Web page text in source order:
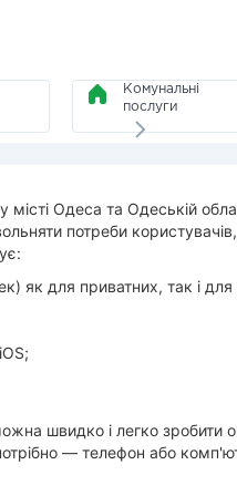
Комунальні
послуги
Одеса та Одеській
потреби користувачів,
як для приватних, так і для
швидко і легко зробити
— телефон або